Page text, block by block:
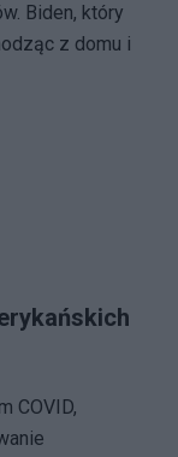
Biden, który
z domu i
COVID,